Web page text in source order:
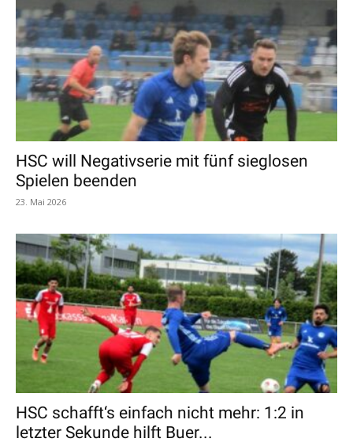
HSC will Negativserie mit fünf sieglosen
Spielen beenden
23. Mai 2026
HSC schafft‘s einfach nicht mehr: 1:2 in
letzter Sekunde hilft Buer...